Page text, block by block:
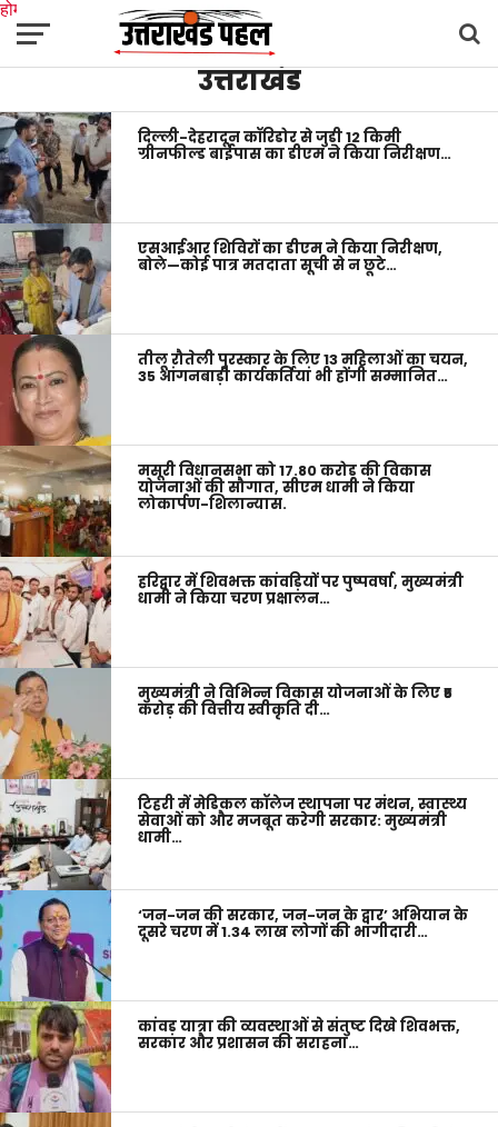
होम
उत्तराखंडअल्मोड़ाउत्तरकाशीउधम सिंह नगरचंपावतचमोलीटिहरी गढ़वाल
पौड़ी गढ़वालबागेश्वर
मनोरंजन
उत्तराखंड
दिल्ली-देहरादून कॉरिडोर से जुड़ी 12 किमी
ग्रीनफील्ड बाईपास का डीएम ने किया निरीक्षण…
एसआईआर शिविरों का डीएम ने किया निरीक्षण,
बोले—कोई पात्र मतदाता सूची से न छूटे…
तीलू रौतेली पुरस्कार के लिए 13 महिलाओं का चयन,
35 आंगनबाड़ी कार्यकर्तियां भी होंगी सम्मानित…
मसूरी विधानसभा को 17.80 करोड़ की विकास
योजनाओं की सौगात, सीएम धामी ने किया
लोकार्पण-शिलान्यास.
हरिद्वार में शिवभक्त कांवड़ियों पर पुष्पवर्षा, मुख्यमंत्री
धामी ने किया चरण प्रक्षालन…
मुख्यमंत्री ने विभिन्न विकास योजनाओं के लिए ₹5
करोड़ की वित्तीय स्वीकृति दी…
टिहरी में मेडिकल कॉलेज स्थापना पर मंथन, स्वास्थ्य
सेवाओं को और मजबूत करेगी सरकार: मुख्यमंत्री
धामी…
‘जन-जन की सरकार, जन-जन के द्वार’ अभियान के
दूसरे चरण में 1.34 लाख लोगों की भागीदारी…
कांवड़ यात्रा की व्यवस्थाओं से संतुष्ट दिखे शिवभक्त,
सरकार और प्रशासन की सराहना…